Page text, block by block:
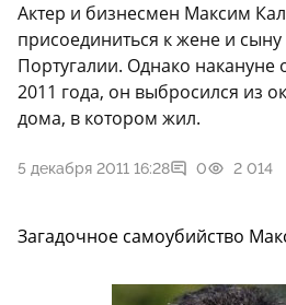
Актер и бизнесмен Максим
присоединиться к жене и
Португалии. Однако накануне
2011 года, он выбросился из
дома, в котором жил.
5 декабря 2011 16:28 0 2 014
Загадочное самоубийство